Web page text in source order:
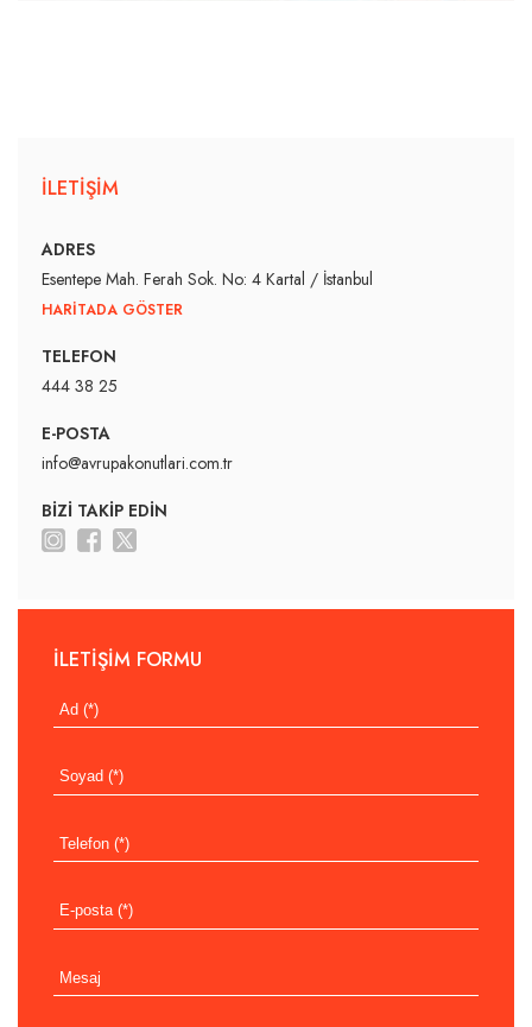
İLETİŞİM
ADRES
Esentepe Mah. Ferah Sok. No: 4 Kartal / İstanbul
HARİTADA GÖSTER
TELEFON
444 38 25
E-POSTA
info@avrupakonutlari.com.tr
BİZİ TAKİP EDİN
İLETİŞİM FORMU